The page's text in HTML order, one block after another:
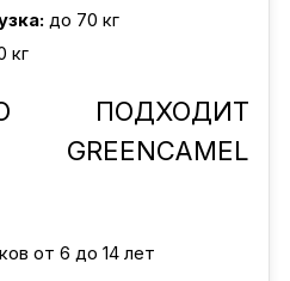
до 70 кг
кг
ПОДХОДИТ
от 6 до 14 лет